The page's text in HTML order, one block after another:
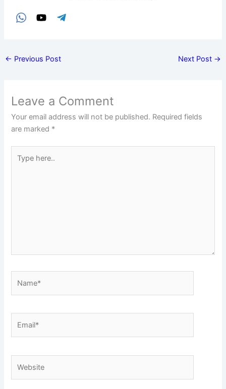
← Previous Post Next Post →
Leave a Comment
Your email address will not be published. Required fields
are marked *
here..